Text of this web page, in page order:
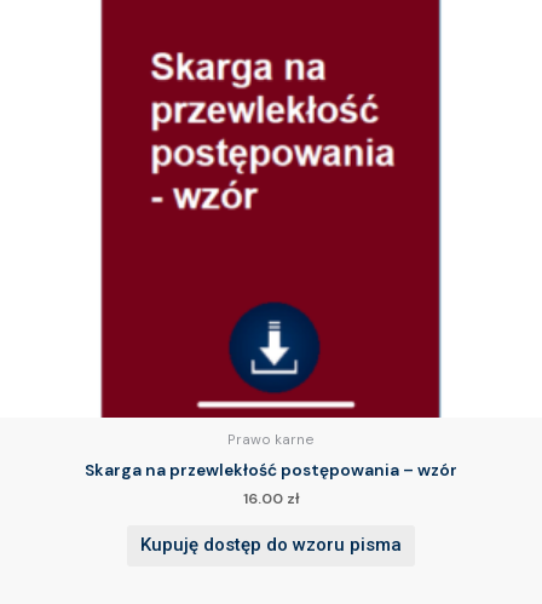
Prawo karne
Skarga na przewlekłość postępowania – wzór
16.00 zł
Kupuję dostęp do wzoru pisma